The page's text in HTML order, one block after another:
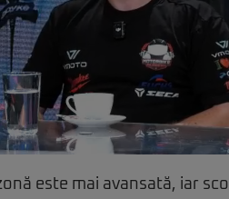
este mai avansată, iar